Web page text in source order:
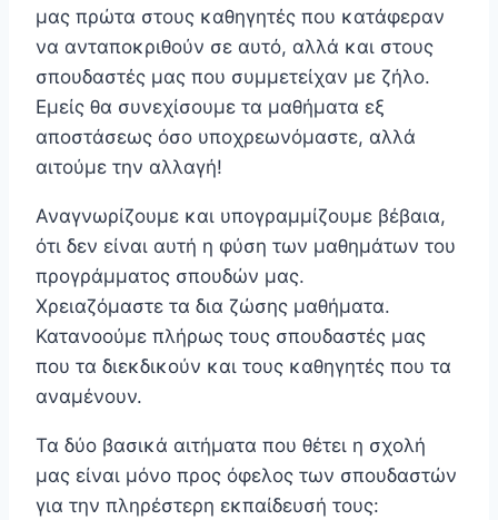
μας πρώτα στους καθηγητές που κατάφεραν
να ανταποκριθούν σε αυτό, αλλά και στους
σπουδαστές μας που συμμετείχαν με ζήλο.
Εμείς θα συνεχίσουμε τα μαθήματα εξ
αποστάσεως όσο υποχρεωνόμαστε, αλλά
αιτούμε την αλλαγή!
Αναγνωρίζουμε και υπογραμμίζουμε βέβαια,
ότι δεν είναι αυτή η φύση των μαθημάτων του
προγράμματος σπουδών μας.
Χρειαζόμαστε τα δια ζώσης μαθήματα.
Κατανοούμε πλήρως τους σπουδαστές μας
που τα διεκδικούν και τους καθηγητές που τα
αναμένουν.
Τα δύο βασικά αιτήματα που θέτει η σχολή
μας είναι μόνο προς όφελος των σπουδαστών
για την πληρέστερη εκπαίδευσή τους: